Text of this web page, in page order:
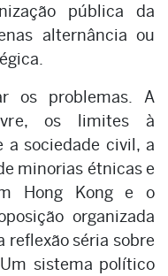
pública da
alternância ou
os problemas. A
os limites à
a sociedade civil, a
minorias étnicas e
Hong Kong e o
organizada
reflexão séria sobre
sistema político